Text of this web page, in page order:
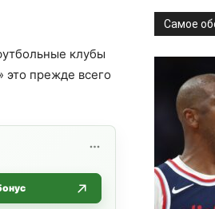
клубы
это прежде всего
Самое